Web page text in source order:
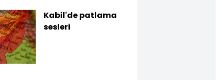
Kabil'de patlama
sesleri